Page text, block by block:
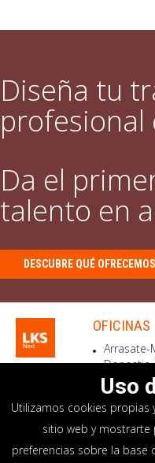
Diseña tu
profesional
Da el
talento en
DESCUBRE QUÉ OFRECEMOS
OFICINAS
Arrasate-
Madrid
SEDE
Goiru, 7
CP 20500
Uso
Utilizamos cookies propias
sitio web y mostrarte
preferencias sobre la